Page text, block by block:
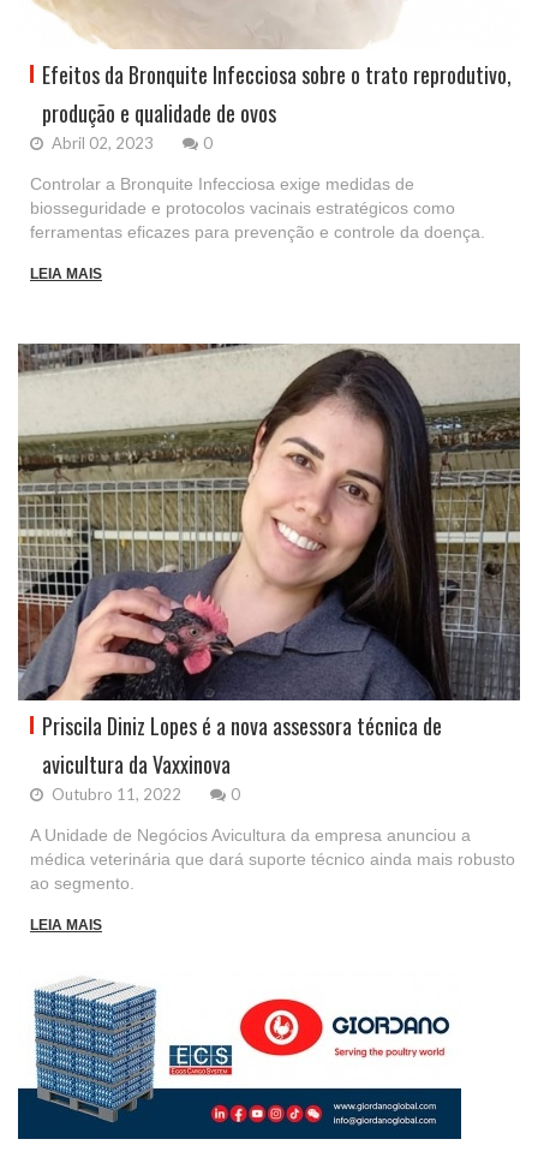
Efeitos da Bronquite Infecciosa sobre o trato reprodutivo,
produção e qualidade de ovos
Abril 02, 2023 0
Controlar a Bronquite Infecciosa exige medidas de
biosseguridade e protocolos vacinais estratégicos como
ferramentas eficazes para prevenção e controle da doença.
LEIA MAIS
Priscila Diniz Lopes é a nova assessora técnica de
avicultura da Vaxxinova
Outubro 11, 2022 0
A Unidade de Negócios Avicultura da empresa anunciou a
médica veterinária que dará suporte técnico ainda mais robusto
ao segmento.
LEIA MAIS